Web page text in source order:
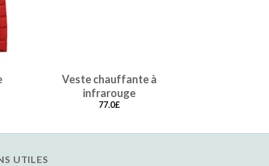
UTILES